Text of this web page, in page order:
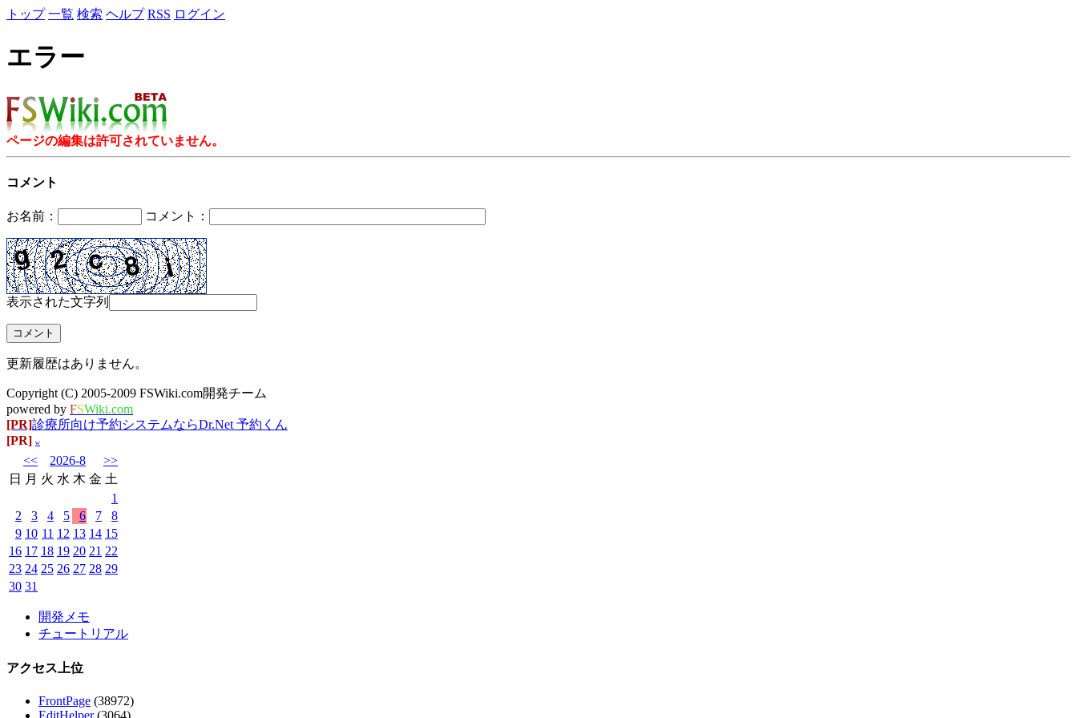
トップ 一覧 検索 ヘルプ RSS ログイン
エラー
ページの編集は許可されていません。
コメント
お名前： コメント：
表示された文字列
更新履歴はありません。
Copyright (C) 2005-2009 FSWiki.com開発チーム
powered by FSWiki.com
[PR]診療所向け予約システムならDr.Net 予約くん
[PR] w
<< 2026-8
>>
日 月 火 水 木 金 土
1
2
3 4 5 6 7
8
9 10 11 12 13 14 15
16 17 18 19 20 21 22
23 24 25 26 27 28 29
30 31
開発メモ
チュートリアル
アクセス上位
FrontPage (38972)
EditHelper(3064)